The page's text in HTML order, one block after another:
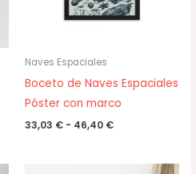
Naves Espaciales
Boceto de Naves Espaciales
Póster con marco
33,03 € - 46,40 €